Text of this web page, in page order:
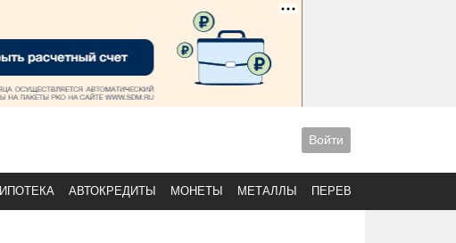
Войти
ИПОТЕКА АВТОКРЕДИТЫ МОНЕТЫ МЕТАЛЛЫ ПЕРЕВОДЫ